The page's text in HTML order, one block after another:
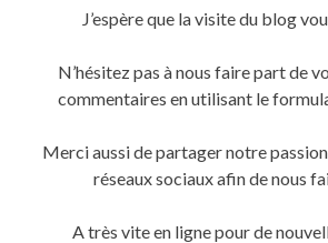
J’espère que la visite du blog
N’hésitez pas à nous faire part de
commentaires en utilisant le
Merci aussi de partager notre
réseaux sociaux afin de nous
A très vite en ligne pour de